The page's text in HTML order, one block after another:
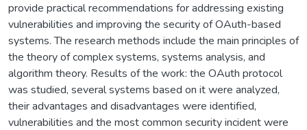
provide practical recommendations for addressing existing
vulnerabilities and improving the security of OAuth-based
systems. The research methods include the main principles of
the theory of complex systems, systems analysis, and
algorithm theory. Results of the work: the OAuth protocol
was studied, several systems based on it were analyzed,
their advantages and disadvantages were identified,
vulnerabilities and the most common security incident were